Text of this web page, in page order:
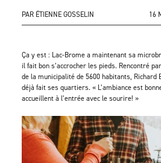
PAR ÉTIENNE GOSSELIN 16
Ça y est : Lac-Brome a maintenant sa
il fait bon s’accrocher les pieds. Rencontré
de la municipalité de 5600 habitants,
déjà fait ses quartiers. « L’ambiance est
accueillent à l’entrée avec le sourire! »